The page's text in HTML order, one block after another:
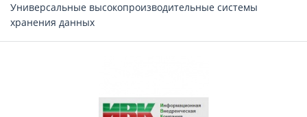
Универсальные высокопроизводительные системы
хранения данных